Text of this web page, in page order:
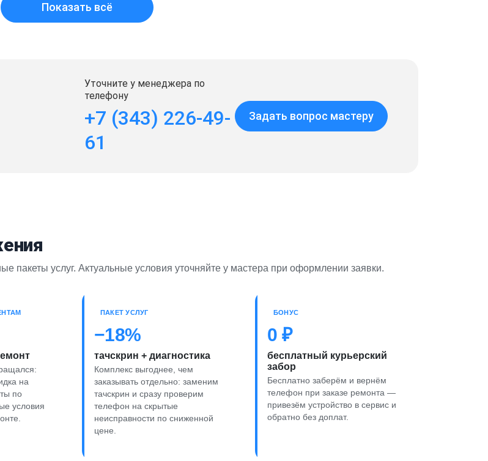
Показать всё
Уточните у менеджера по
телефону
+7 (343) 226-49-
61
Задать вопрос мастеру
пакеты услуг. Актуальные условия уточняйте у мастера при оформлении заявки.
на
по
условия
ПАКЕТ УСЛУГ
−18%
тачскрин + диагностика
Комплекс выгоднее, чем
заказывать отдельно: заменим
тачскрин и сразу проверим
телефон на скрытые
неисправности по сниженной
цене.
БОНУС
0 ₽
бесплатный курьерский
забор
Бесплатно заберём и вернём
телефон при заказе ремонта —
привезём устройство в сервис и
обратно без доплат.